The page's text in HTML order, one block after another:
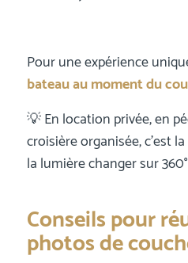
Pour une expérience
bateau au moment du
💡 En location privée, en
croisière organisée, c’est
la lumière changer sur
Conseils pour
photos de